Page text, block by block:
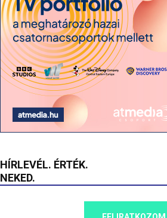
HÍRLEVÉL. ÉRTÉK.
NEKED.